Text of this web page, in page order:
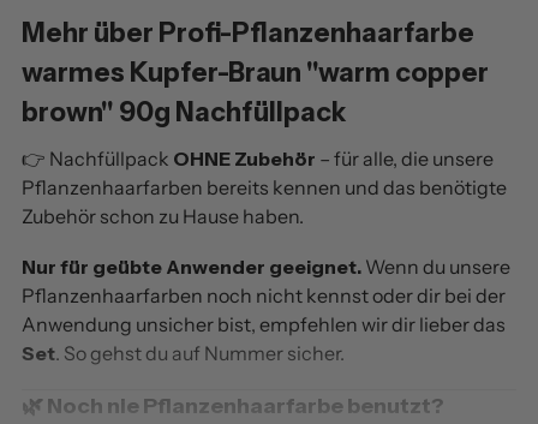
Mehr über Profi-Pflanzenhaarfarbe
warmes Kupfer-Braun "warm copper
brown" 90g Nachfüllpack
👉 Nachfüllpack OHNE Zubehör – für alle, die unsere
Pflanzenhaarfarben bereits kennen und das benötigte
Zubehör schon zu Hause haben.
Nur für geübte Anwender geeignet. Wenn du unsere
Pflanzenhaarfarben noch nicht kennst oder dir bei der
Anwendung unsicher bist, empfehlen wir dir lieber das
Set. So gehst du auf Nummer sicher.
🌿 Noch nie Pflanzenhaarfarbe benutzt?